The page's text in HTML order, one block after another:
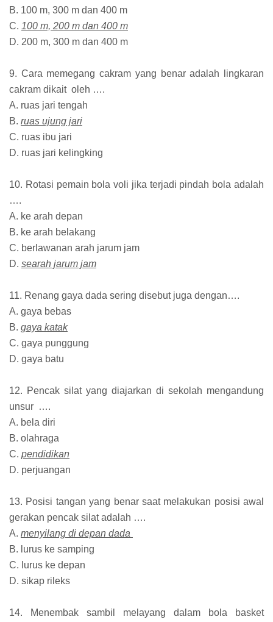
B. 100 m, 300 m dan 400 m
C. 100 m, 200 m dan 400 m
D. 200 m, 300 m dan 400 m
9. Cara memegang cakram yang benar adalah lingkaran
cakram dikait oleh ….
A. ruas jari tengah
B. ruas ujung jari
C. ruas ibu jari
D. ruas jari kelingking
10. Rotasi pemain bola voli jika terjadi pindah bola adalah
….
A. ke arah depan
B. ke arah belakang
C. berlawanan arah jarum jam
D. searah jarum jam
11. Renang gaya dada sering disebut juga dengan….
A. gaya bebas
B. gaya katak
C. gaya punggung
D. gaya batu
12. Pencak silat yang diajarkan di sekolah mengandung
unsur ….
A. bela diri
B. olahraga
C. pendidikan
D. perjuangan
13. Posisi tangan yang benar saat melakukan posisi awal
gerakan pencak silat adalah ….
A. menyilang di depan dada
B. lurus ke samping
C. lurus ke depan
D. sikap rileks
14. Menembak sambil melayang dalam bola basket